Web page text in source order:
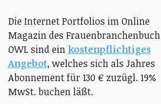
Die Internet Portfolios im Online
Magazin des Frauenbranchenbuch
OWL sind ein kostenpflichtiges
Angebot, welches sich als Jahres
Abonnement für 130 € zuzügl. 19%
MwSt. buchen läßt.